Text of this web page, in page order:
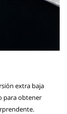
extra baja
para obtener